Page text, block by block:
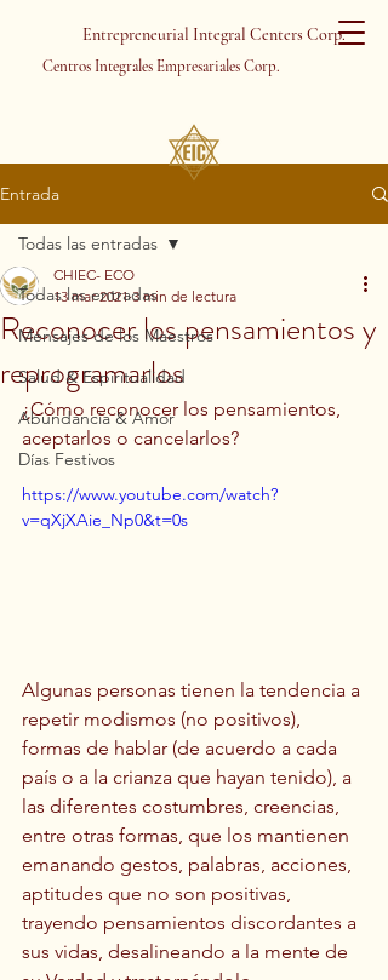
Entrepreneurial Integral Centers Corp.
Centros Integrales Empresariales Corp.
Entrada
Todas las entradas
Mensajes de los Maestros
Salud & Espiritualidad
Abundancia & Amor
Días Festivos
Todas las entradas
Reconocer los pensamientos y
reprogramarlos
CHIEC- ECO
13 mar 2021 3 min de lectura
­¿Cómo reconocer los pensamientos,
aceptarlos o cancelarlos?
https://www.youtube.com/watch?
v=qXjXAie_Np0&t=0s
Algunas personas tienen la tendencia a
repetir modismos (no positivos),
formas de hablar (de acuerdo a cada
país o a la crianza que hayan tenido), a
las diferentes costumbres, creencias,
entre otras formas, que los mantienen
emanando gestos, palabras, acciones,
aptitudes que no son positivas,
trayendo pensamientos discordantes a
sus vidas, desalineando a la mente de